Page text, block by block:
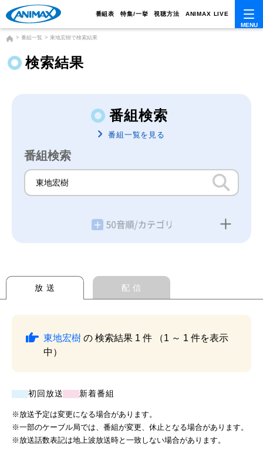
番組表 特集/一挙 視聴方法 ANIMAX LIVE
番組一覧 東地宏樹で検索結果
検索結果
番組検索
番組一覧を見る
番組検索
放 送 配 信
東地宏樹 の 検索結果 1 件 （1 ～ 1 件を表示
中）
初回放送 新着番組
※放送予定は変更になる場合があります。
※一部のケーブル局では、番組が変更、休止となる場合があります。
※放送話数表記は地上波放送時と一致しない場合があります。